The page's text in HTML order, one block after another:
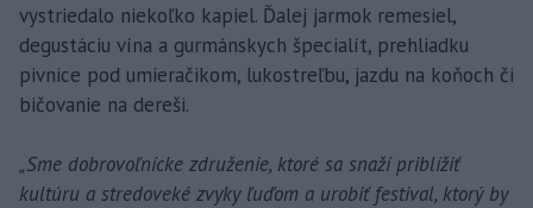
vystriedalo niekoľko kapiel. Ďalej jarmok remesiel,
degustáciu vína a gurmánskych špecialít, prehliadku
pivnice pod umieračikom, lukostreľbu, jazdu na koňoch či
bičovanie na dereši.
„Sme dobrovoľnícke združenie, ktoré sa snaží priblížiť
kultúru a stredoveké zvyky ľuďom a urobiť festival, ktorý by